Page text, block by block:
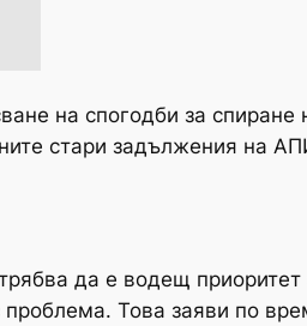
на спогодби за
стари задължения на
да е водещ
Това заяви по